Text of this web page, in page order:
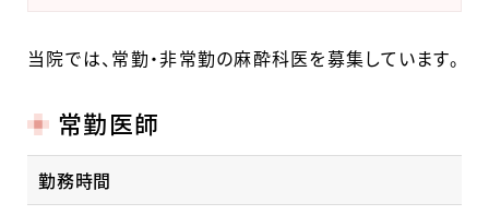
当院では、常勤・非常勤の麻酔科医を募集しています。
常勤医師
勤務時間